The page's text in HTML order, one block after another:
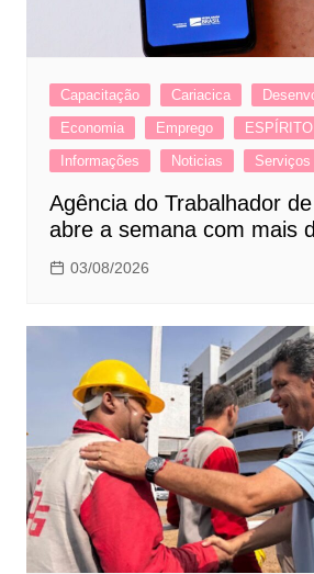
Capacitação Cariacica
Economia
Emprego
Informações
Noticias Serviços
Agência do Trabalhador
abre a semana com mais
03/08/2026